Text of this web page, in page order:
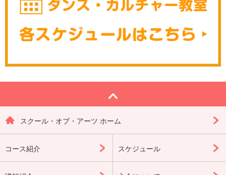
スクール・オブ・アーツ ホーム
コース紹介 スケジュール